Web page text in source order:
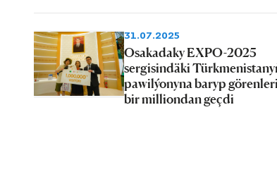
31.07.2025
Osakadaky EXPO-2025
sergisindäki
pawilýonyna baryp
bir milliondan geçdi